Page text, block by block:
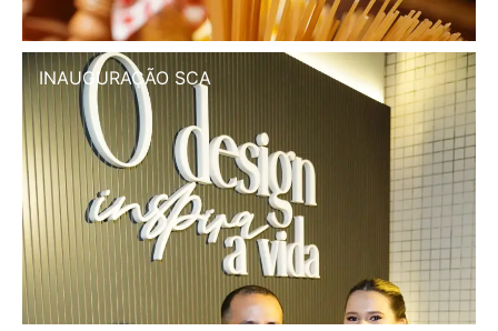
INAUGURAÇÃO SCA